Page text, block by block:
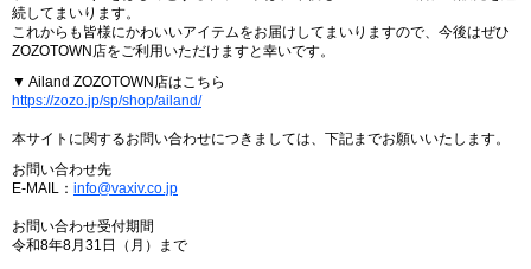
続してまいります。
これからも皆様にかわいいアイテムをお届けしてまいりますので、今後はぜひ
ZOZOTOWN店をご利用いただけますと幸いです。
▼ Ailand ZOZOTOWN店はこちら
https://zozo.jp/sp/shop/ailand/
本サイトに関するお問い合わせにつきましては、下記までお願いいたします。
お問い合わせ先
E-MAIL： info@vaxiv.co.jp
お問い合わせ受付期間
令和8年8月31日（月）まで